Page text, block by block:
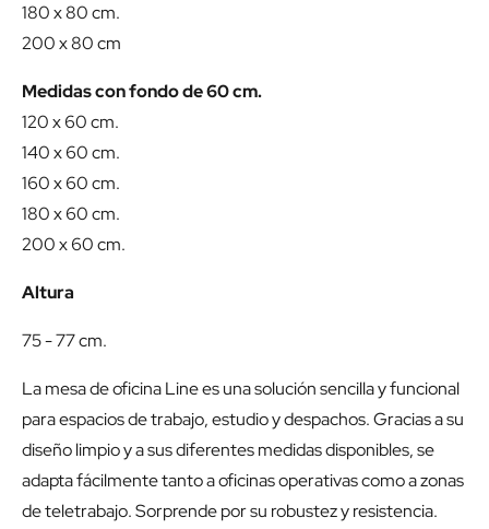
180 x 80 cm.
200 x 80 cm
Medidas con fondo de 60 cm.
120 x 60 cm.
140 x 60 cm.
160 x 60 cm.
180 x 60 cm.
200 x 60 cm.
Altura
75 - 77 cm.
La mesa de oficina Line es una solución sencilla y funcional
para espacios de trabajo, estudio y despachos. Gracias a su
diseño limpio y a sus diferentes medidas disponibles, se
adapta fácilmente tanto a oficinas operativas como a zonas
de teletrabajo. Sorprende por su robustez y resistencia.